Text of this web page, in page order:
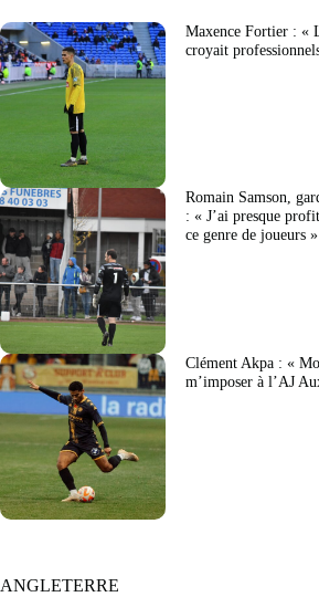
Maxence Fortier : «
croyait
Romain Samson,
: « J’ai presque
ce genre de joueurs »
Clément Akpa : «
m’imposer à l’AJ
ANGLETERRE